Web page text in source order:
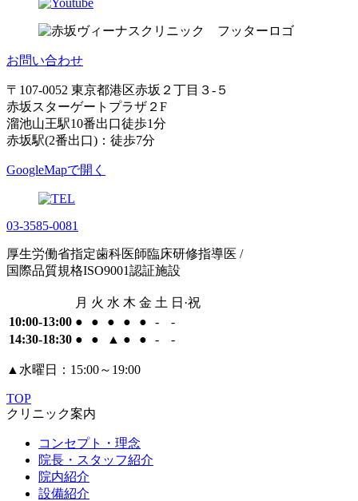
お問い合わせ
〒107-0052 東京都港区赤坂２丁目３-５
赤坂スターゲートプラザ２F
溜池山王駅10番出口徒歩1分
赤坂駅(2番出口)：徒歩7分
GoogleMapで開く
03-3585-0081
厚生労働省指定歯科医師臨床研修指導医 /
国際品質規格ISO9001認証施設
月 火 水 木 金 土 日·祝
10:00-13:00 ● ● ● ● ● -
-
14:30-18:30 ● ● ▲ ● ● - -
▲ 水曜日：15:00～19:00
TOP
クリニック案内
コンセプト・理念
院長・スタッフ紹介
院内紹介
設備紹介